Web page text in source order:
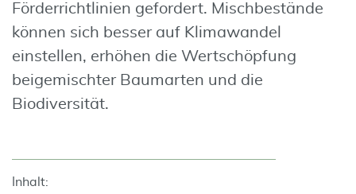
Förderrichtlinien gefordert. Mischbestände
können sich besser auf Klimawandel
einstellen, erhöhen die Wertschöpfung
beigemischter Baumarten und die
Biodiversität.
Inhalt: